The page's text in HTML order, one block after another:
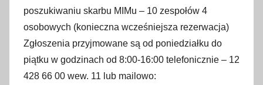
poszukiwaniu skarbu MIMu – 10 zespołów 4
osobowych (konieczna wcześniejsza rezerwacja)
Zgłoszenia przyjmowane są od poniedziałku do
piątku w godzinach od 8:00-16:00 telefonicznie – 12
428 66 00 wew. 11 lub mailowo: